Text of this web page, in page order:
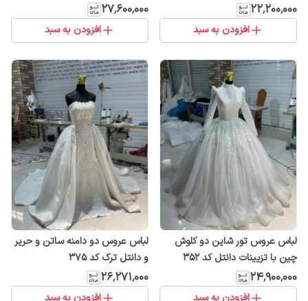
۲۲٬۲۰۰٬۰۰۰
افزودن به سبد
۲۷٬۶۰۰٬۰۰۰
افزودن به سبد
لباس عروس تور شاین دو کلوش
چین با تزیینات دانتل کد ۳۵۲
۲۴٬۹۰۰٬۰۰۰
افزودن به سبد
لباس عروس دو دامنه ساتن و حریر
و دانتل ترک کد ۳۷۵
۲۶٬۲۷۱٬۰۰۰
افزودن به سبد